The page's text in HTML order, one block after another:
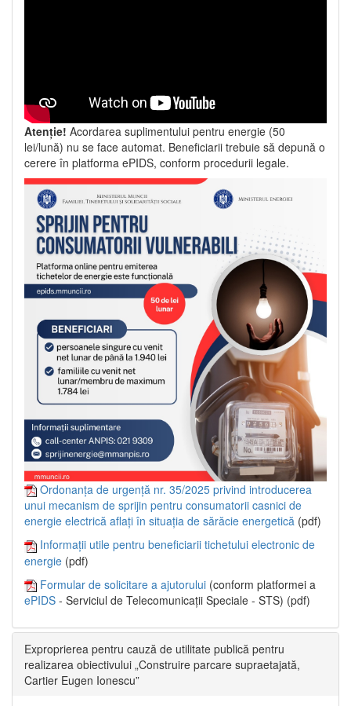
Atenție! Acordarea suplimentului pentru energie (50
lei/lună) nu se face automat. Beneficiarii trebuie să depună o
cerere în platforma ePIDS, conform procedurii legale.
Ordonanța de urgență nr. 35/2025 privind introducerea
unui mecanism de sprijin pentru consumatorii casnici de
energie electrică aflați în situația de sărăcie energetică (pdf)
Informații utile pentru beneficiarii tichetului electronic de
energie (pdf)
Formular de solicitare a ajutorului (conform platformei a
ePIDS - Serviciul de Telecomunicații Speciale - STS) (pdf)
Exproprierea pentru cauză de utilitate publică pentru
realizarea obiectivului „Construire parcare supraetajată,
Cartier Eugen Ionescu”